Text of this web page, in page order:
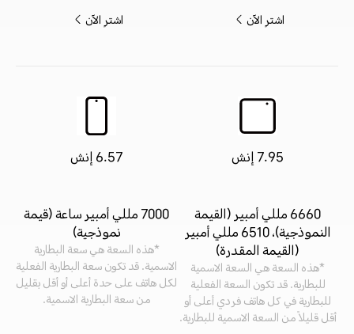
اشترِ الآن
7.95 إنش
6660 مللي أمبير (القيمة
النموذجية)، 6510 مللي أمبير
(القيمة المقدرة)
*هذه السعة هي السعة الاسمية
للبطارية. قد تكون السعة الفعلية
للبطارية في كل هاتف فردي أعلى أو
أقل قليلاً من السعة الاسمية للبطارية.
اشترِ الآن
6.57 إنش
7000 مللي أمبير ساعة (قيمة
نموذجية)
*هذه السعة هي سعة البطارية
الاسمية. قد تكون سعة البطارية الفعلية
لكل هاتف على حدة أعلى أو أقل بقليل
من سعة البطارية الاسمية.